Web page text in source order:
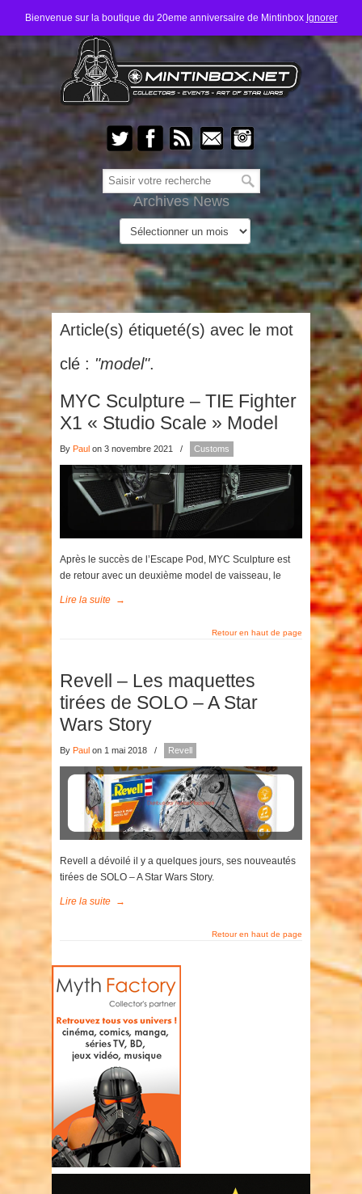
Bienvenue sur la boutique du 20eme anniversaire de Mintinbox Ignorer
Archives News
Article(s) étiqueté(s) avec le mot
clé : "model".
MYC Sculpture – TIE Fighter
X1 « Studio Scale » Model
By Paul on 3 novembre 2021 / Customs
Après le succès de l’Escape Pod, MYC Sculpture est
de retour avec un deuxième model de vaisseau, le
Lire la suite →
Retour en haut de page
Revell – Les maquettes
tirées de SOLO – A Star
Wars Story
By Paul on 1 mai 2018 / Revell
Revell a dévoilé il y a quelques jours, ses nouveautés
tirées de SOLO – A Star Wars Story.
Lire la suite →
Retour en haut de page